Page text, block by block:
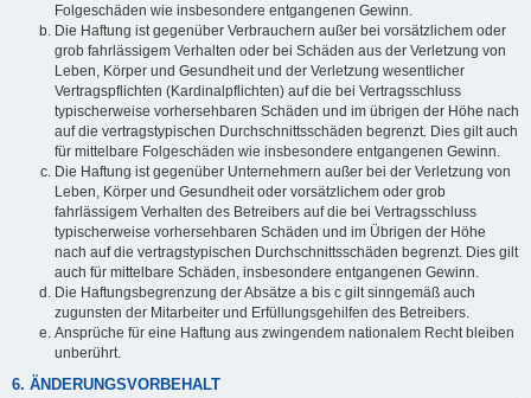
Folgeschäden wie insbesondere entgangenen Gewinn.
Die Haftung ist gegenüber Verbrauchern außer bei vorsätzlichem oder
grob fahrlässigem Verhalten oder bei Schäden aus der Verletzung von
Leben, Körper und Gesundheit und der Verletzung wesentlicher
Vertragspflichten (Kardinalpflichten) auf die bei Vertragsschluss
typischerweise vorhersehbaren Schäden und im übrigen der Höhe nach
auf die vertragstypischen Durchschnittsschäden begrenzt. Dies gilt auch
für mittelbare Folgeschäden wie insbesondere entgangenen Gewinn.
Die Haftung ist gegenüber Unternehmern außer bei der Verletzung von
Leben, Körper und Gesundheit oder vorsätzlichem oder grob
fahrlässigem Verhalten des Betreibers auf die bei Vertragsschluss
typischerweise vorhersehbaren Schäden und im Übrigen der Höhe
nach auf die vertragstypischen Durchschnittsschäden begrenzt. Dies gilt
auch für mittelbare Schäden, insbesondere entgangenen Gewinn.
Die Haftungsbegrenzung der Absätze a bis c gilt sinngemäß auch
zugunsten der Mitarbeiter und Erfüllungsgehilfen des Betreibers.
Ansprüche für eine Haftung aus zwingendem nationalem Recht bleiben
unberührt.
6. ÄNDERUNGSVORBEHALT